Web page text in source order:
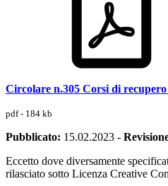
Circolare n.305 Corsi di
pdf - 184 kb
Pubblicato: 15.02.2023 -
Eccetto dove diversamente
rilasciato sotto Licenza Creative